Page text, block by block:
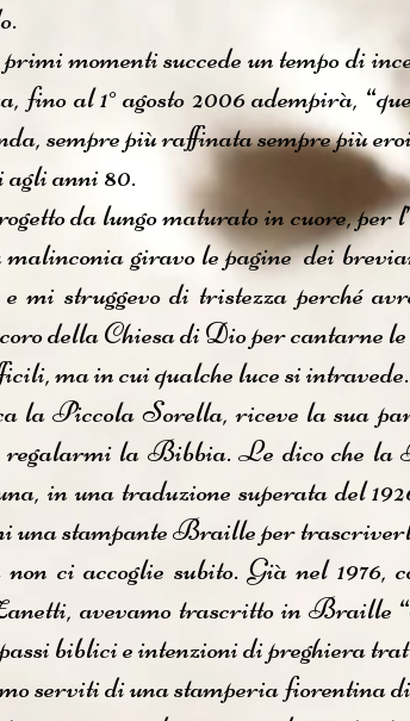
momenti succede un tempo di
fino al 1° agosto 2006 adempirà,
sempre più raffinata sempre più
agli anni 80.
da lungo maturato in cuore,
malinconia giravo le pagine dei
mi struggevo di tristezza perché
della Chiesa di Dio per cantarne
ma in cui qualche luce si intravede.
la Piccola Sorella, riceve la sua
regalarmi la Bibbia. Le dico che
in una traduzione superata del
una stampante Braille per
ci accoglie subito. Già nel 1976,
avevamo trascritto in Braille
biblici e intenzioni di preghiera
serviti di una stamperia fiorentina